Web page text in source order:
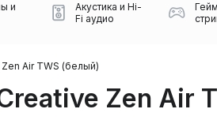
и
Акустика и Hi-
Fi аудио
Air TWS (белый)
Zen Air